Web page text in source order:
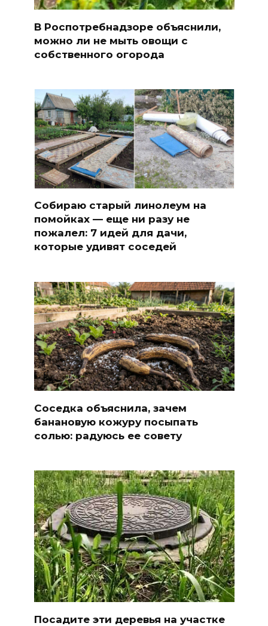
В Роспотребнадзоре объяснили,
можно ли не мыть овощи с
собственного огорода
Собираю старый линолеум на
помойках — еще ни разу не
пожалел: 7 идей для дачи,
которые удивят соседей
Соседка объяснила, зачем
банановую кожуру посыпать
солью: радуюсь ее совету
Посадите эти деревья на участке